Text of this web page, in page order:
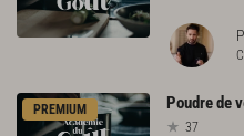
PREMIUM Poudrede
37